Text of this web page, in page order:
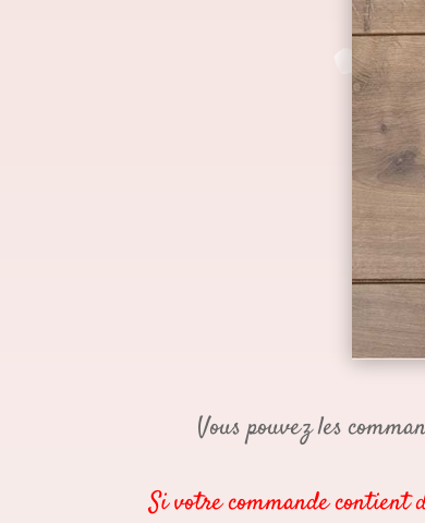
Vous pouvez les
Si votre commande contient